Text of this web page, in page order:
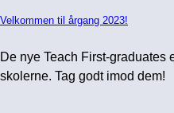
Velkommen til årgang 2023!
De nye Teach First-graduates
skolerne. Tag godt imod dem!